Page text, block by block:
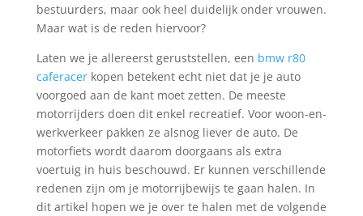
bestuurders, maar ook heel duidelijk onder vrouwen.
Maar wat is de reden hiervoor?
Laten we je allereerst geruststellen, een bmw r80
caferacerkopen betekent echt niet dat je je auto
voorgoed aan de kant moet zetten. De meeste
motorrijders doen dit enkel recreatief. Voor woon-en-
werkverkeer pakken ze alsnog liever de auto. De
motorfiets wordt daarom doorgaans als extra
voertuig in huis beschouwd. Er kunnen verschillende
redenen zijn om je motorrijbewijs te gaan halen. In
dit artikel hopen we je over te halen met de volgende